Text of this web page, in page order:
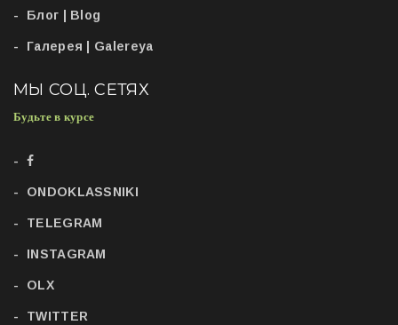
Блог | Blog
Галерея | Galereya
МЫ СОЦ. СЕТЯХ
Будьте в курсе
ONDOKLASSNIKI
TELEGRAM
INSTAGRAM
OLX
TWITTER